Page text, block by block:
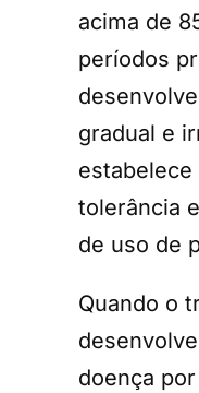
acima de
períodos
gradual e
tolerância
de uso de
Quando o
doença